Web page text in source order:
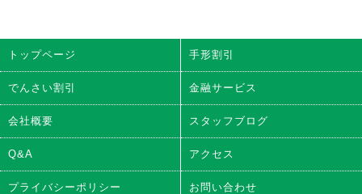
トップページ 手形割引
でんさい割引 金融サービス
会社概要 スタッフブログ
Q&A アクセス
プライバシーポリシー お問い合わせ